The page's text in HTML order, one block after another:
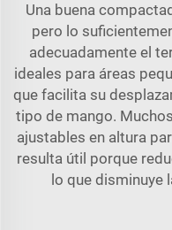
Una buena
pero lo
adecuadamente el
ideales para áreas
que facilita su
tipo de mango.
ajustables en altura
resulta útil porque
lo que disminuye